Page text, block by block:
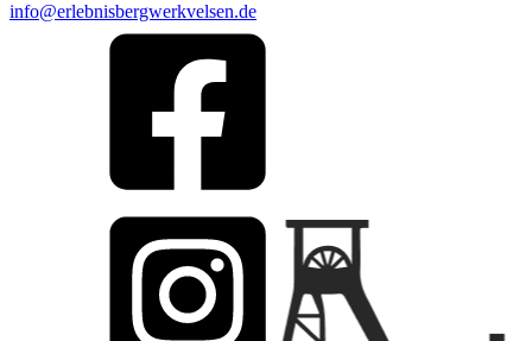
info@erlebnisbergwerkvelsen.de